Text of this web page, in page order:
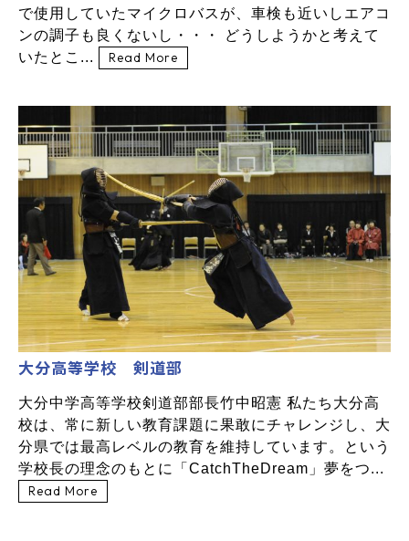
で使用していたマイクロバスが、車検も近いしエアコ
ンの調子も良くないし・・・ どうしようかと考えて
いたとこ...
Read More
大分高等学校 剣道部
大分中学高等学校剣道部部長竹中昭憲 私たち大分高
校は、常に新しい教育課題に果敢にチャレンジし、大
分県では最高レベルの教育を維持しています。という
学校長の理念のもとに「CatchTheDream」夢をつ...
Read More